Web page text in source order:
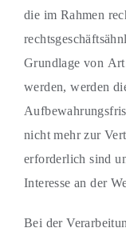
die im Rahmen
Grundlage von
werden, werden
nicht mehr zur
erforderlich sind
Interesse an der
Bei der